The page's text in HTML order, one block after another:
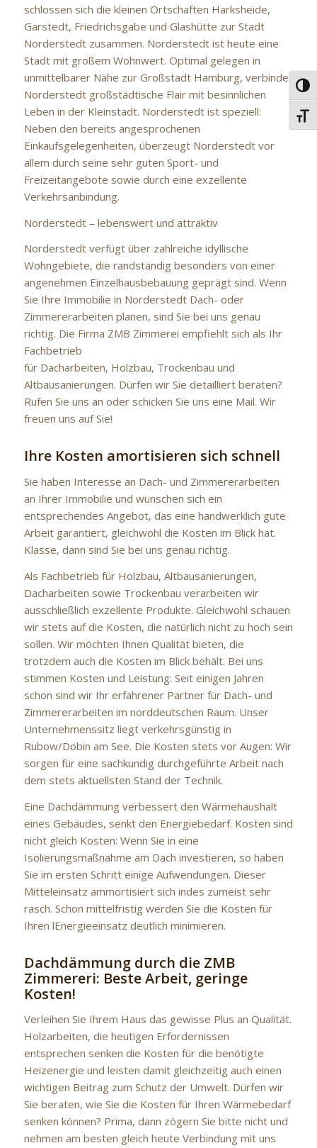
schlossen sich die kleinen Ortschaften Harksheide,
Garstedt, Friedrichsgabe und Glashütte zur Stadt
Norderstedt zusammen. Norderstedt ist heute eine
Stadt mit großem Wohnwert. Optimal gelegen in
unmittelbarer Nähe zur Großstadt Hamburg, verbindet
Norderstedt großstädtische Flair mit besinnlichen
Leben in der Kleinstadt. Norderstedt ist speziell:
Neben den bereits angesprochenen
Einkaufsgelegenheiten, überzeugt Norderstedt vor
allem durch seine sehr guten Sport- und
Freizeitangebote sowie durch eine exzellente
Verkehrsanbindung.
Norderstedt – lebenswert und attraktiv
Norderstedt verfügt über zahlreiche idyllische
Wohngebiete, die randständig besonders von einer
angenehmen Einzelhausbebauung geprägt sind. Wenn
Sie Ihre Immobilie in Norderstedt Dach- oder
Zimmererarbeiten planen, sind Sie bei uns genau
richtig. Die Firma ZMB Zimmerei empfiehlt sich als Ihr
Fachbetrieb
für Dacharbeiten, Holzbau, Trockenbau und
Altbausanierungen. Dürfen wir Sie detailliert beraten?
Rufen Sie uns an oder schicken Sie uns eine Mail. Wir
freuen uns auf Sie!
Ihre Kosten amortisieren sich schnell
Sie haben Interesse an Dach- und Zimmererarbeiten
an Ihrer Immobilie und wünschen sich ein
entsprechendes Angebot, das eine handwerklich gute
Arbeit garantiert, gleichwohl die Kosten im Blick hat.
Klasse, dann sind Sie bei uns genau richtig.
Als Fachbetrieb für Holzbau, Altbausanierungen,
Dacharbeiten sowie Trockenbau verarbeiten wir
ausschließlich exzellente Produkte. Gleichwohl schauen
wir stets auf die Kosten, die natürlich nicht zu hoch sein
sollen. Wir möchten Ihnen Qualität bieten, die
trotzdem auch die Kosten im Blick behält. Bei uns
stimmen Kosten und Leistung: Seit einigen Jahren
schon sind wir Ihr erfahrener Partner für Dach- und
Zimmererarbeiten im norddeutschen Raum. Unser
Unternehmenssitz liegt verkehrsgünstig in
Rubow/Dobin am See. Die Kosten stets vor Augen: Wir
sorgen für eine sachkundig durchgeführte Arbeit nach
dem stets aktuellsten Stand der Technik.
Eine Dachdämmung verbessert den Wärmehaushalt
eines Gebäudes, senkt den Energiebedarf. Kosten sind
nicht gleich Kosten: Wenn Sie in eine
Isolierungsmaßnahme am Dach investieren, so haben
Sie im ersten Schritt einige Aufwendungen. Dieser
Mitteleinsatz ammortisiert sich indes zumeist sehr
rasch. Schon mittelfristig werden Sie die Kosten für
Ihren lEnergieeinsatz deutlich minimieren.
Dachdämmung durch die ZMB
Zimmereri: Beste Arbeit, geringe
Kosten!
Verleihen Sie Ihrem Haus das gewisse Plus an Qualität.
Holzarbeiten, die heutigen Erfordernissen
entsprechen senken die Kosten für die benötigte
Heizenergie und leisten damit gleichzeitig auch einen
wichtigen Beitrag zum Schutz der Umwelt. Dürfen wir
Sie beraten, wie Sie die Kosten für Ihren Wärmebedarf
senken können? Prima, dann zögern Sie bitte nicht und
nehmen am besten gleich heute Verbindung mit uns